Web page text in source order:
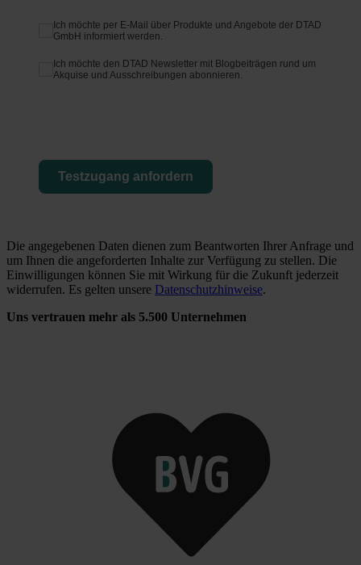
Ich möchte per E-Mail über Produkte und Angebote der DTAD
GmbH informiert werden.
Ich möchte den DTAD Newsletter mit Blogbeiträgen rund um
Akquise und Ausschreibungen abonnieren.
Testzugang anfordern
Die angegebenen Daten dienen zum Beantworten Ihrer Anfrage und
um Ihnen die angeforderten Inhalte zur Verfügung zu stellen. Die
Einwilligungen können Sie mit Wirkung für die Zukunft jederzeit
widerrufen. Es gelten unsere Datenschutzhinweise.
Uns vertrauen mehr als 5.500 Unternehmen